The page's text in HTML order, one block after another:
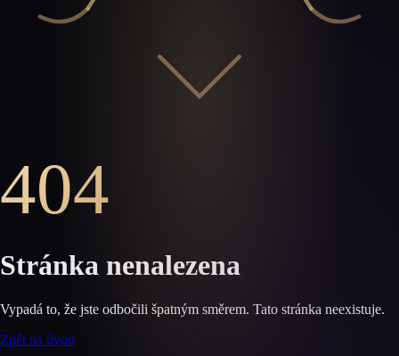
404
Stránka nenalezena
Vypadá to, že jste odbočili špatným směrem. Tato stránka neexistuje.
Zpět na úvod